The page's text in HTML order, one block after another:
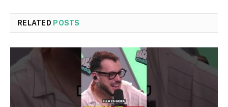
RELATED POSTS